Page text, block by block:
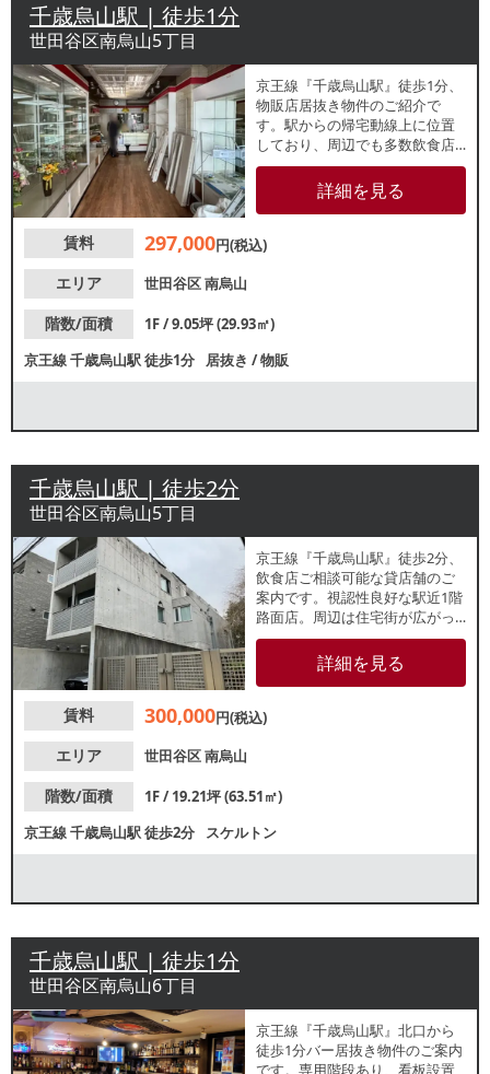
千歳烏山駅 | 徒歩1分
世田谷区南烏山5丁目
京王線『千歳烏山駅』徒歩1分、
物販店居抜き物件のご紹介で
す。駅からの帰宅動線上に位置
しており、周辺でも多数飲食店
が盛業中！重飲食のご相談可能
もですので、業種等お気軽にお
問合せください。
詳細を見る
賃料 297,000円(税込)
エリア
世田谷区南烏山
階数/面積
1F / 9.05坪 (29.93㎡)
京王線千歳烏山駅徒歩1分 居抜き /物販
千歳烏山駅 | 徒歩2分
世田谷区南烏山5丁目
京王線『千歳烏山駅』徒歩2分、
飲食店ご相談可能な貸店舗のご
案内です。視認性良好な駅近1階
路面店。周辺は住宅街が広がっ
ているため、リピーター獲得が
期待できます。諸条件等、お気
軽にお問い合わせください。
詳細を見る
賃料 300,000円(税込)
エリア
世田谷区南烏山
階数/面積
1F / 19.21坪 (63.51㎡)
京王線千歳烏山駅徒歩2分 スケルトン
千歳烏山駅 | 徒歩1分
世田谷区南烏山6丁目
京王線『千歳烏山駅』北口から
徒歩1分バー居抜き物件のご案内
です。専用階段あり、看板設置